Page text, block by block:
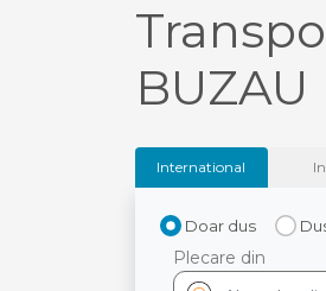
BUZAU
International
Doar dus
Plecare din